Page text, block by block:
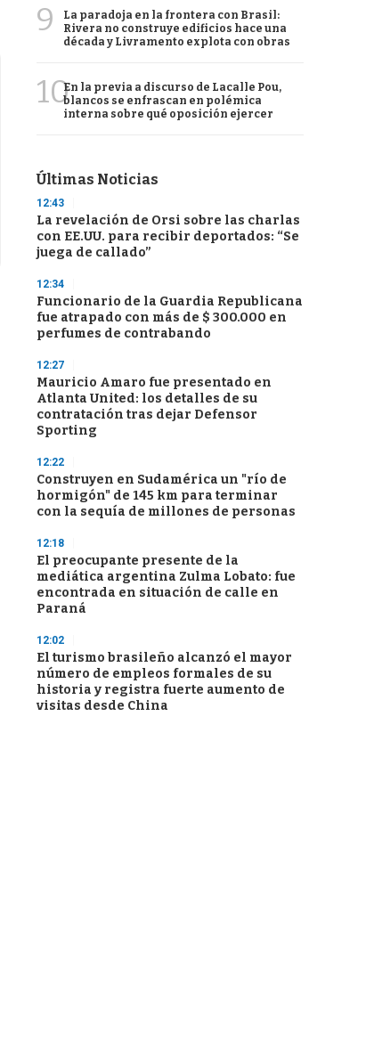
9
La paradoja en la frontera con Brasil:
Rivera no construye edificios hace una
década y Livramento explota con obras
10En la previa a discurso de Lacalle Pou,
blancos se enfrascan en polémica
interna sobre qué oposición ejercer
Últimas Noticias
12:43
La revelación de Orsi sobre las charlas
con EE.UU. para recibir deportados: “Se
juega de callado”
12:34
Funcionario de la Guardia Republicana
fue atrapado con más de $ 300.000 en
perfumes de contrabando
12:27
Mauricio Amaro fue presentado en
Atlanta United: los detalles de su
contratación tras dejar Defensor
Sporting
12:22
Construyen en Sudamérica un "río de
hormigón" de 145 km para terminar
con la sequía de millones de personas
12:18
El preocupante presente de la
mediática argentina Zulma Lobato: fue
encontrada en situación de calle en
Paraná
12:02
El turismo brasileño alcanzó el mayor
número de empleos formales de su
historia y registra fuerte aumento de
visitas desde China